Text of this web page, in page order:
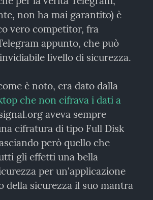
non ha mai garantito) è
vero competitor, fra
appunto, che può
livello di sicurezza.
che non cifrava i dati a
aveva sempre
cifratura di tipo Full Disk
però quello che
gli effetti una bella
per un'applicazione
della sicurezza il suo mantra